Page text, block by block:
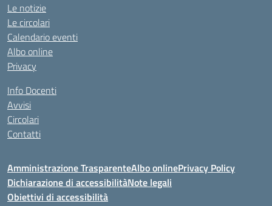
Le notizie
Le circolari
Calendario eventi
Albo online
Privacy
Info Docenti
Avvisi
Circolari
Contatti
Amministrazione TrasparenteAlbo onlinePrivacy Policy
Dichiarazione di accessibilitàNote legali
Obiettivi di accessibilità